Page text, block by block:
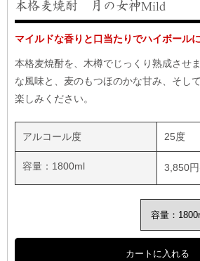
本格麦焼酎 月の女神Mild
マイルドな香りと口当たりでハイボール
本格麦焼酎を、木樽でじっくり熟成させ
な風味と、麦のもつほのかな甘み、そし
楽しみください。
アルコール度 25度
容量：1800ml 3,850円